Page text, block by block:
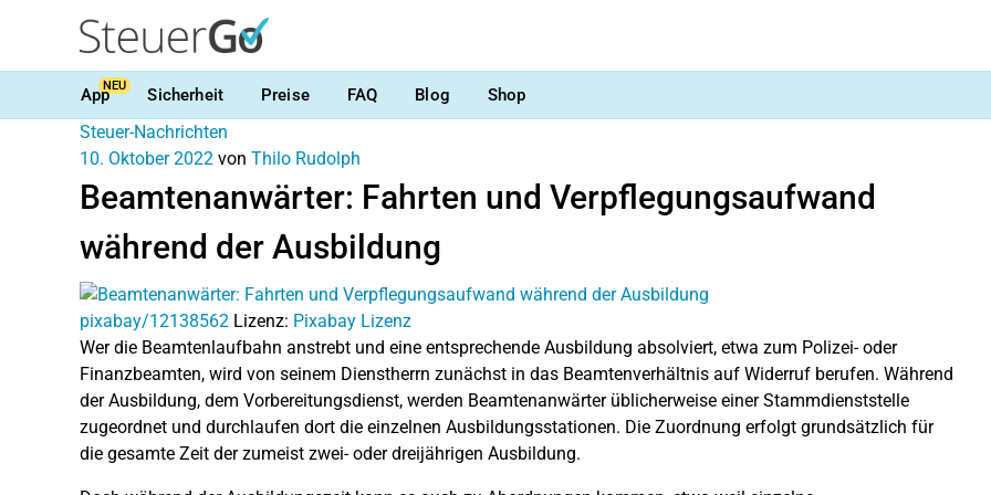
AppNEU Sicherheit Preise FAQ Blog Shop
Steuer-Nachrichten
10. Oktober 2022 von Thilo Rudolph
Beamtenanwärter: Fahrten und Verpflegungsaufwand
während der Ausbildung
pixabay/12138562 Lizenz: Pixabay Lizenz
Wer die Beamtenlaufbahn anstrebt und eine entsprechende Ausbildung absolviert, etwa zum Polizei- oder
Finanzbeamten, wird von seinem Dienstherrn zunächst in das Beamtenverhältnis auf Widerruf berufen. Während
der Ausbildung, dem Vorbereitungsdienst, werden Beamtenanwärter üblicherweise einer Stammdienststelle
zugeordnet und durchlaufen dort die einzelnen Ausbildungsstationen. Die Zuordnung erfolgt grundsätzlich für
die gesamte Zeit der zumeist zwei- oder dreijährigen Ausbildung.